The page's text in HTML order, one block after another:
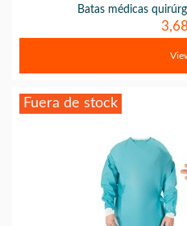
Batas médicas
Fuera de stock